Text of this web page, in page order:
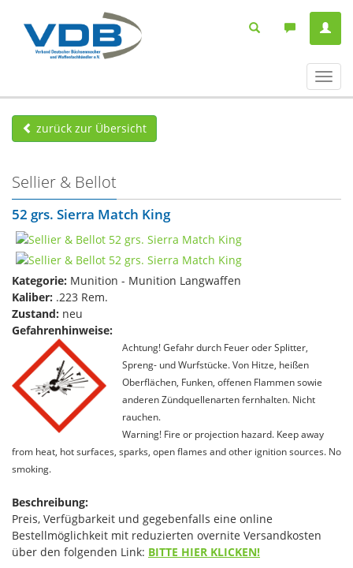
ein-/
zurück zur Übersicht
Sellier & Bellot
52 grs. Sierra Match King
Kategorie: Munition - Munition Langwaffen
Kaliber: .223 Rem.
Zustand: neu
Gefahrenhinweise:
Achtung! Gefahr durch Feuer oder Splitter,
Spreng- und Wurfstücke. Von Hitze, heißen
Oberflächen, Funken, offenen Flammen sowie
anderen Zündquellenarten fernhalten. Nicht
rauchen.
Warning! Fire or projection hazard. Keep away
from heat, hot surfaces, sparks, open flames and other ignition sources. No
smoking.
Beschreibung:
Preis, Verfügbarkeit und gegebenfalls eine online
Bestellmöglichkeit mit reduzierten overnite Versandkosten
über den folgenden Link: BITTE HIER KLICKEN!